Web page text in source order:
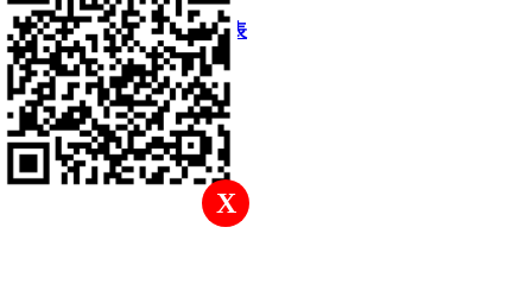
X
快速回復 返回頂部 返回列表